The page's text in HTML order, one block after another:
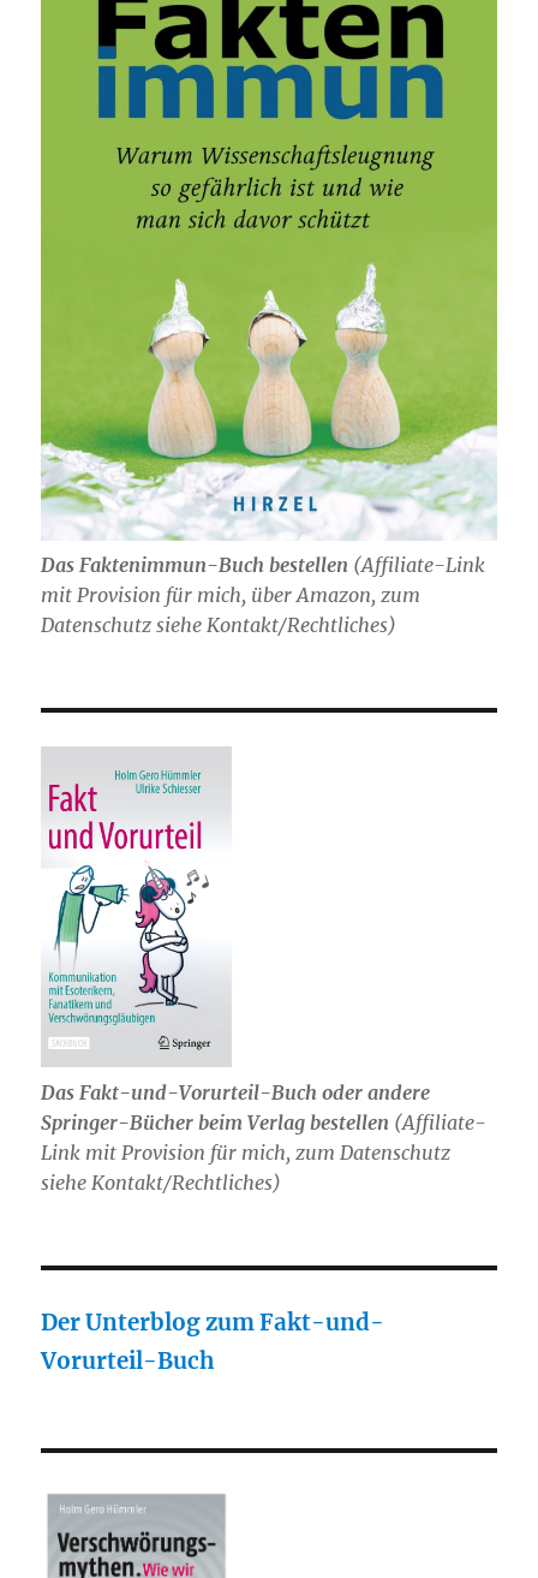
Das Faktenimmun-Buch bestellen (Affiliate-Link
mit Provision für mich, über Amazon, zum
Datenschutz siehe Kontakt/Rechtliches)
Das Fakt-und-Vorurteil-Buch oder andere
Springer-Bücher beim Verlag bestellen (Affiliate-
Link mit Provision für mich, zum Datenschutz
siehe Kontakt/Rechtliches)
Der Unterblog zum Fakt-und-
Vorurteil-Buch